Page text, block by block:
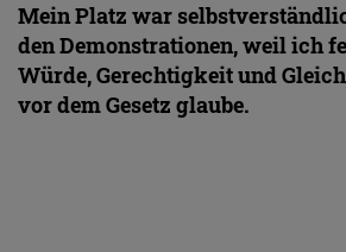
Mein Platz war
den Demonstrationen, weil ich
Würde, Gerechtigkeit und
vor dem Gesetz glaube.